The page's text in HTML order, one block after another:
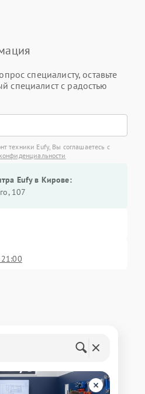
специалисту, оставьте
специалист с радостью
техники Eufy, Вы соглашаетесь с
Eufy в Кирове:
107